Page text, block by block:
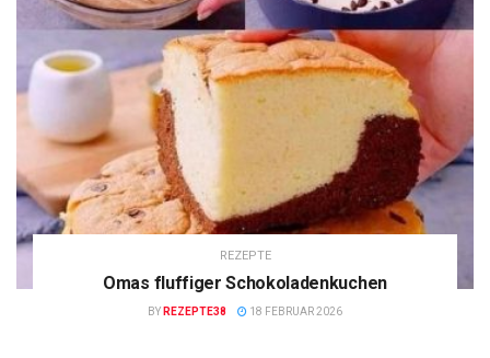
REZEPTE
Omas fluffiger Schokoladenkuchen
BY REZEPTE38 18 FEBRUAR 2026